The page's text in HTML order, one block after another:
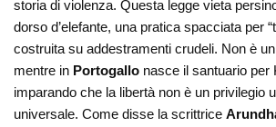
storia di violenza. Questa legge vieta
dorso d’elefante, una pratica spacciata per
costruita su addestramenti crudeli. Non è
mentre in Portogallo nasce il santuario per
imparando che la libertà non è un privilegio
universale. Come disse la scrittrice